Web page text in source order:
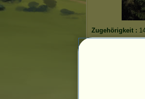
Zugehörigkeit :